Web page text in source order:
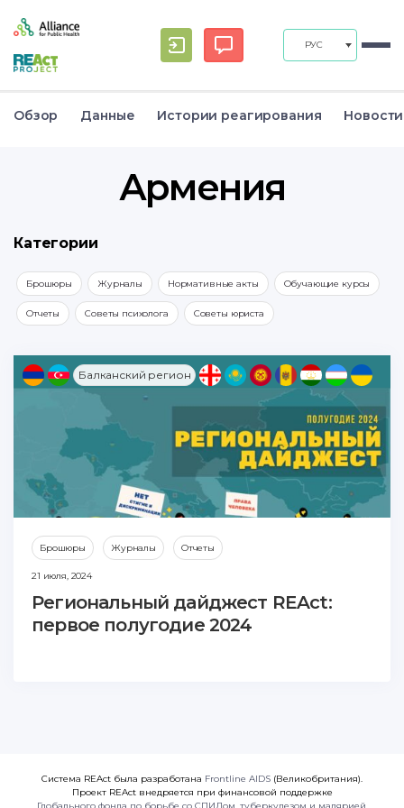
РУС
Обзор Данные Истории реагирования Новости
Армения
Категории
Брошюры Журналы Нормативные акты Обучающие курсы
Отчеты Советы психолога Советы юриста
Балканский регион
Брошюры Журналы Отчеты
21 июля, 2024
Региональный дайджест REAct:
первое полугодие 2024
Система REAct была разработана Frontline AIDS (Великобритания).
Проект REAct внедряется при финансовой поддержке